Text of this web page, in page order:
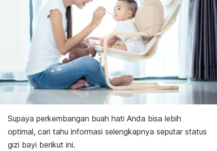
Supaya perkembangan buah hati Anda bisa lebih
optimal, cari tahu informasi selengkapnya seputar status
gizi bayi berikut ini.